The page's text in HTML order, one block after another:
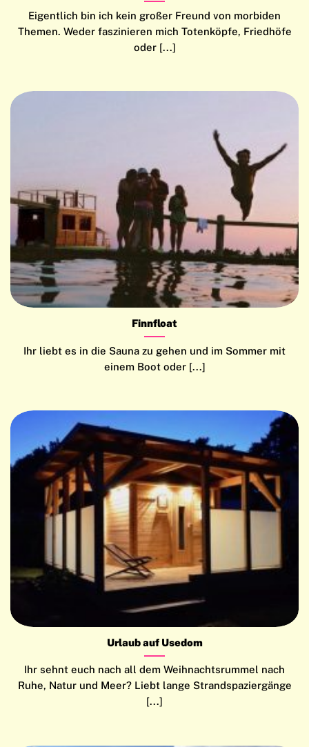
Eigentlich bin ich kein großer Freund von morbiden
Themen. Weder faszinieren mich Totenköpfe, Friedhöfe
oder [...]
Finnfloat
Ihr liebt es in die Sauna zu gehen und im Sommer mit
einem Boot oder [...]
Urlaub auf Usedom
Ihr sehnt euch nach all dem Weihnachtsrummel nach
Ruhe, Natur und Meer? Liebt lange Strandspaziergänge
[...]